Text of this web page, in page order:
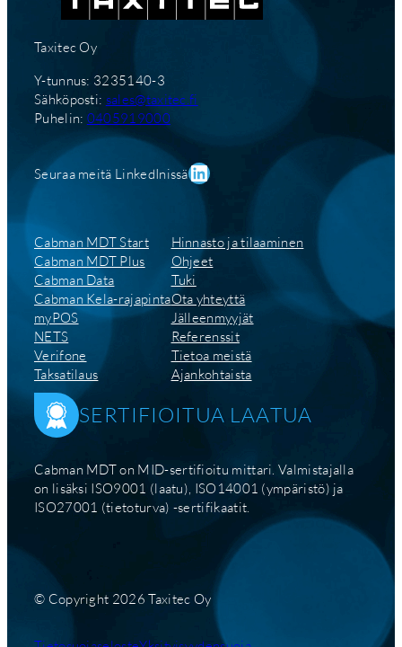
Taxitec Oy
Y-tunnus: 3235140-3
Sähköposti: sales@taxitec.fi
Puhelin: 0405919000
Seuraa meitä LinkedInissäLinkedIn
Cabman MDT Start
Cabman MDT Plus
Cabman Data
Cabman Kela-rajapinta
myPOS
NETS
Verifone
Taksatilaus
Hinnasto ja tilaaminen
Ohjeet
Tuki
Ota yhteyttä
Jälleenmyyjät
Referenssit
Tietoa meistä
Ajankohtaista
SERTIFIOITUA LAATUA
Cabman MDT on MID-sertifioitu mittari. Valmistajalla
on lisäksi ISO9001 (laatu), ISO14001 (ympäristö) ja
ISO27001 (tietoturva) -sertifikaatit.
© Copyright 2026 Taxitec Oy